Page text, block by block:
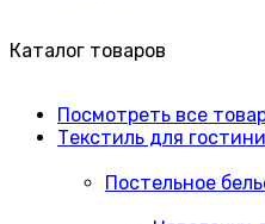
Каталог товаров
Посмотреть все
Текстиль для
Постельное